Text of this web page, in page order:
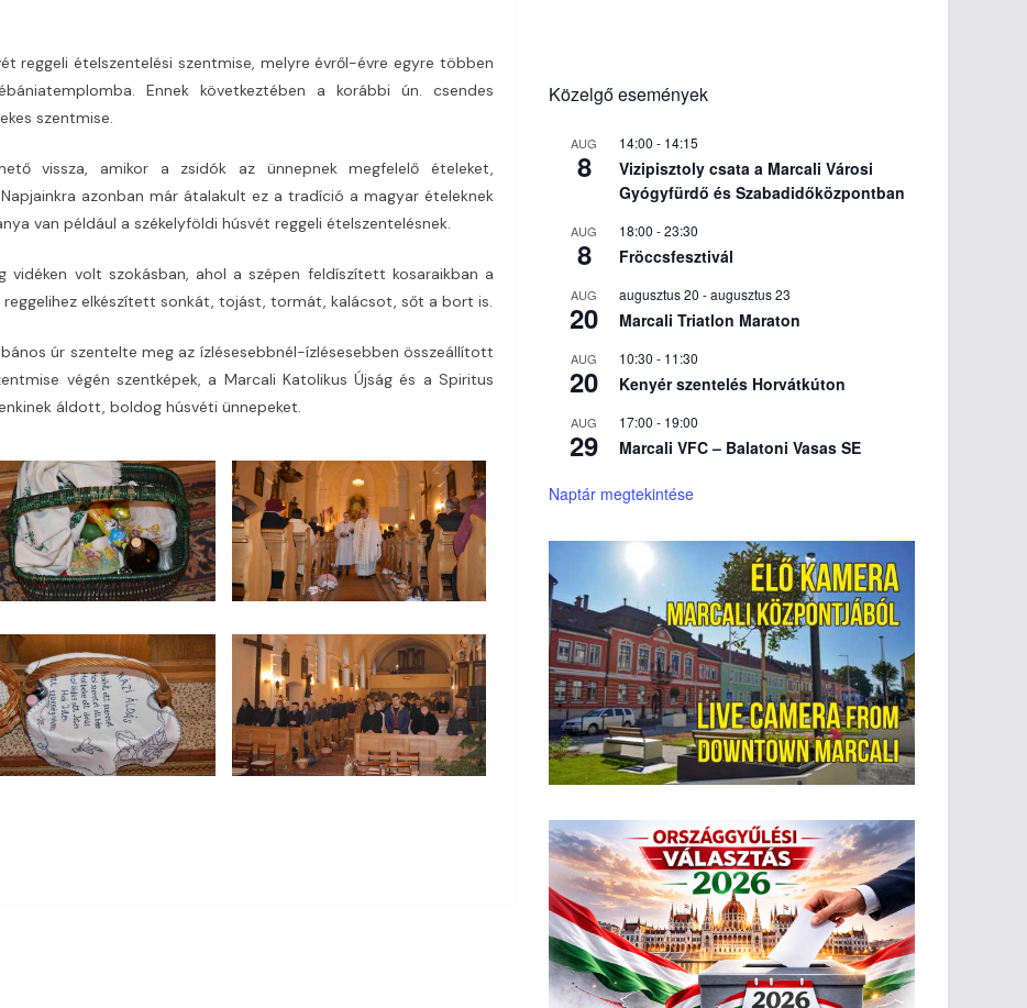
reggeli ételszentelési szentmise, melyre évről-évre egyre többen
Ennek következtében a korábbi ún. csendes
szentmise.
vissza, amikor a zsidók az ünnepnek megfelelő ételeket,
azonban már átalakult ez a tradíció a magyar ételeknek
van például a székelyföldi húsvét reggeli ételszentelésnek.
vidéken volt szokásban, ahol a szépen feldíszített kosaraikban a
elkészített sonkát, tojást, tormát, kalácsot, sőt a bort is.
úr szentelte meg az ízlésesebbnél-ízlésesebben összeállított
végén szentképek, a Marcali Katolikus Újság és a Spiritus
áldott, boldog húsvéti ünnepeket.
Közelgő események
AUG
8
14:00 - 14:15
Vizipisztoly csata a Marcali Városi
Gyógyfürdő és Szabadidőközpontban
AUG
8
18:00 -23:30
Fröccsfesztivál
AUG
20
augusztus 20 -augusztus 23
Marcali Triatlon Maraton
AUG
20
10:30 - 11:30
Kenyér szentelés Horvátkúton
AUG
29
17:00 - 19:00
Marcali VFC – Balatoni Vasas SE
Naptár megtekintése